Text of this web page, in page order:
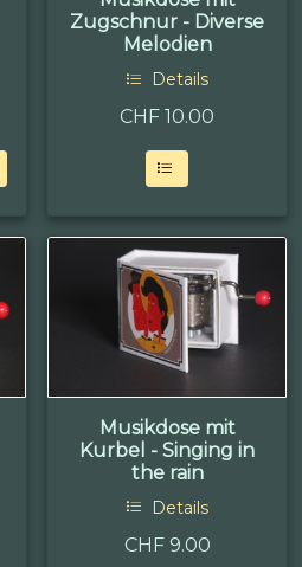
Zugschnur - Diverse
Melodien
Details
CHF 10.00
Musikdose mit
Kurbel - Singing in
the rain
Details
CHF 9.00